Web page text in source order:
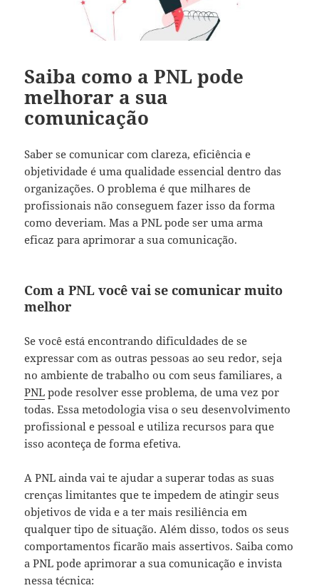
Saiba como a PNL pode
melhorar a sua
comunicação
Saber se comunicar com clareza, eficiência e
objetividade é uma qualidade essencial dentro das
organizações.O problema é que milhares de
profissionais não conseguem fazer isso da forma
como deveriam.Mas a PNL pode ser uma arma
eficaz para aprimorar a sua comunicação.
Com a PNL você vai se comunicar muito
melhor
Se você está encontrando dificuldades de se
expressar com as outras pessoas ao seu redor, seja
no ambiente de trabalho ou com seus familiares, a
PNL pode resolver esse problema, de uma vez por
todas. Essa metodologia visa o seu desenvolvimento
profissional e pessoal e utiliza recursos para que
isso aconteça de forma efetiva.
A PNL ainda vai te ajudar a superar todas as suas
crenças limitantes que te impedem de atingir seus
objetivos de vida e a ter mais resiliência em
qualquer tipo de situação. Além disso, todos os seus
comportamentos ficarão mais assertivos. Saiba como
a PNL pode aprimorar a sua comunicação e invista
nessa técnica: